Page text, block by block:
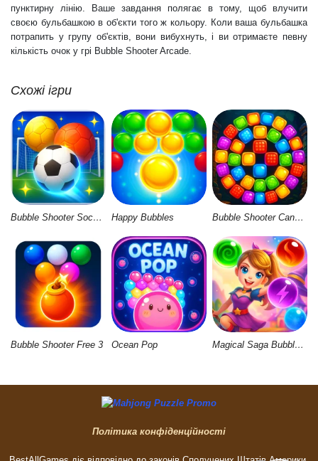
пунктирну лінію. Ваше завдання полягає в тому, щоб влучити
своєю бульбашкою в об'єкти того ж кольору. Коли ваша бульбашка
потрапить у групу об'єктів, вони вибухнуть, і ви отримаєте певну
кількість очок у грі Bubble Shooter Arcade.
Схожі ігри
Bubble Shooter Soccer 2 Happy Bubbles Bubble Shooter Candy Wheel Level Pack
Bubble Shooter Free 3 Ocean Pop Magical Saga Bubble Witch Shooter
Політика конфіденційності